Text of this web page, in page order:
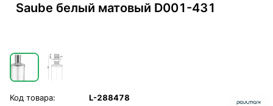
Saube белый матовый D001-431
Код товара:
L-288478